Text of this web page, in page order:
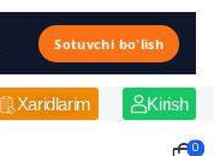
Sotuvchi bo'lish
Xaridlarim Kirish
0